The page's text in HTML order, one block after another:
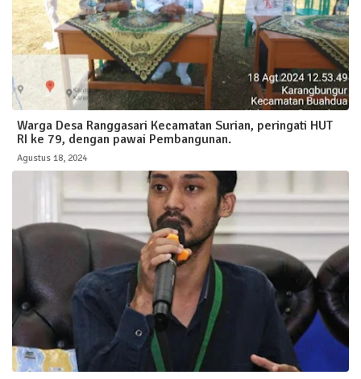
Warga Desa Ranggasari Kecamatan Surian, peringati HUT
RI ke 79, dengan pawai Pembangunan.
Agustus 18, 2024